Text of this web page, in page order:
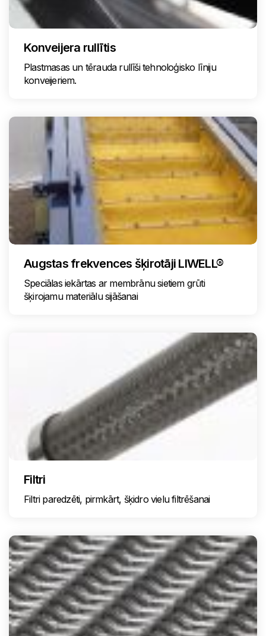
Konveijera rullītis
Plastmasas un tērauda rullīši tehnoloģisko līniju
konveijeriem.
Augstas frekvences šķirotāji LIWELL®
Speciālas iekārtas ar membrānu sietiem grūti
šķirojamu materiālu sijāšanai
Filtri
Filtri paredzēti, pirmkārt, šķidro vielu filtrēšanai